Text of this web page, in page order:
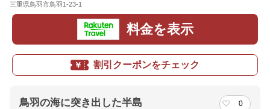
三重県鳥羽市鳥羽1-23-1
料金を表示
割引クーポンをチェック
鳥羽の海に突き出した半島 0